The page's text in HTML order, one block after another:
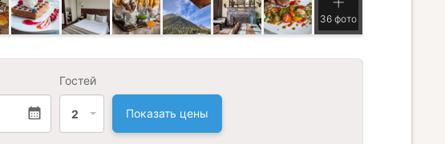
36 фото
Гостей
2 Показать цены